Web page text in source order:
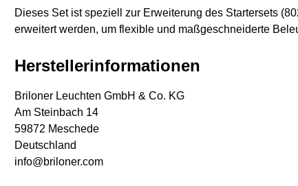
Dieses Set ist speziell zur Erweiterung des Startersets
erweitert werden, um flexible und maßgeschneiderte
Herstellerinformationen
Briloner Leuchten GmbH & Co. KG
Am Steinbach 14
59872 Meschede
Deutschland
info@briloner.com